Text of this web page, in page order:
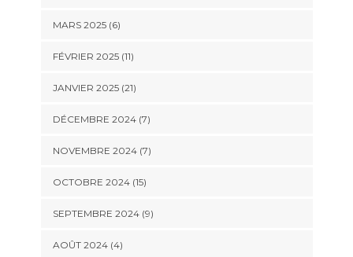
MARS 2025 (6)
FÉVRIER 2025 (11)
JANVIER 2025 (21)
DÉCEMBRE 2024 (7)
NOVEMBRE 2024 (7)
OCTOBRE 2024 (15)
SEPTEMBRE 2024 (9)
AOÛT 2024 (4)